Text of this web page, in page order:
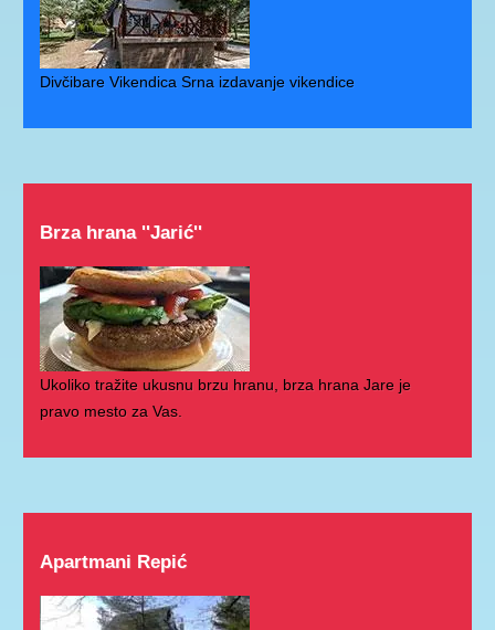
Divčibare Vikendica Srna izdavanje vikendice
Brza hrana ''Jarić''
Ukoliko tražite ukusnu brzu hranu, brza hrana Jare je
pravo mesto za Vas.
Apartmani Repić